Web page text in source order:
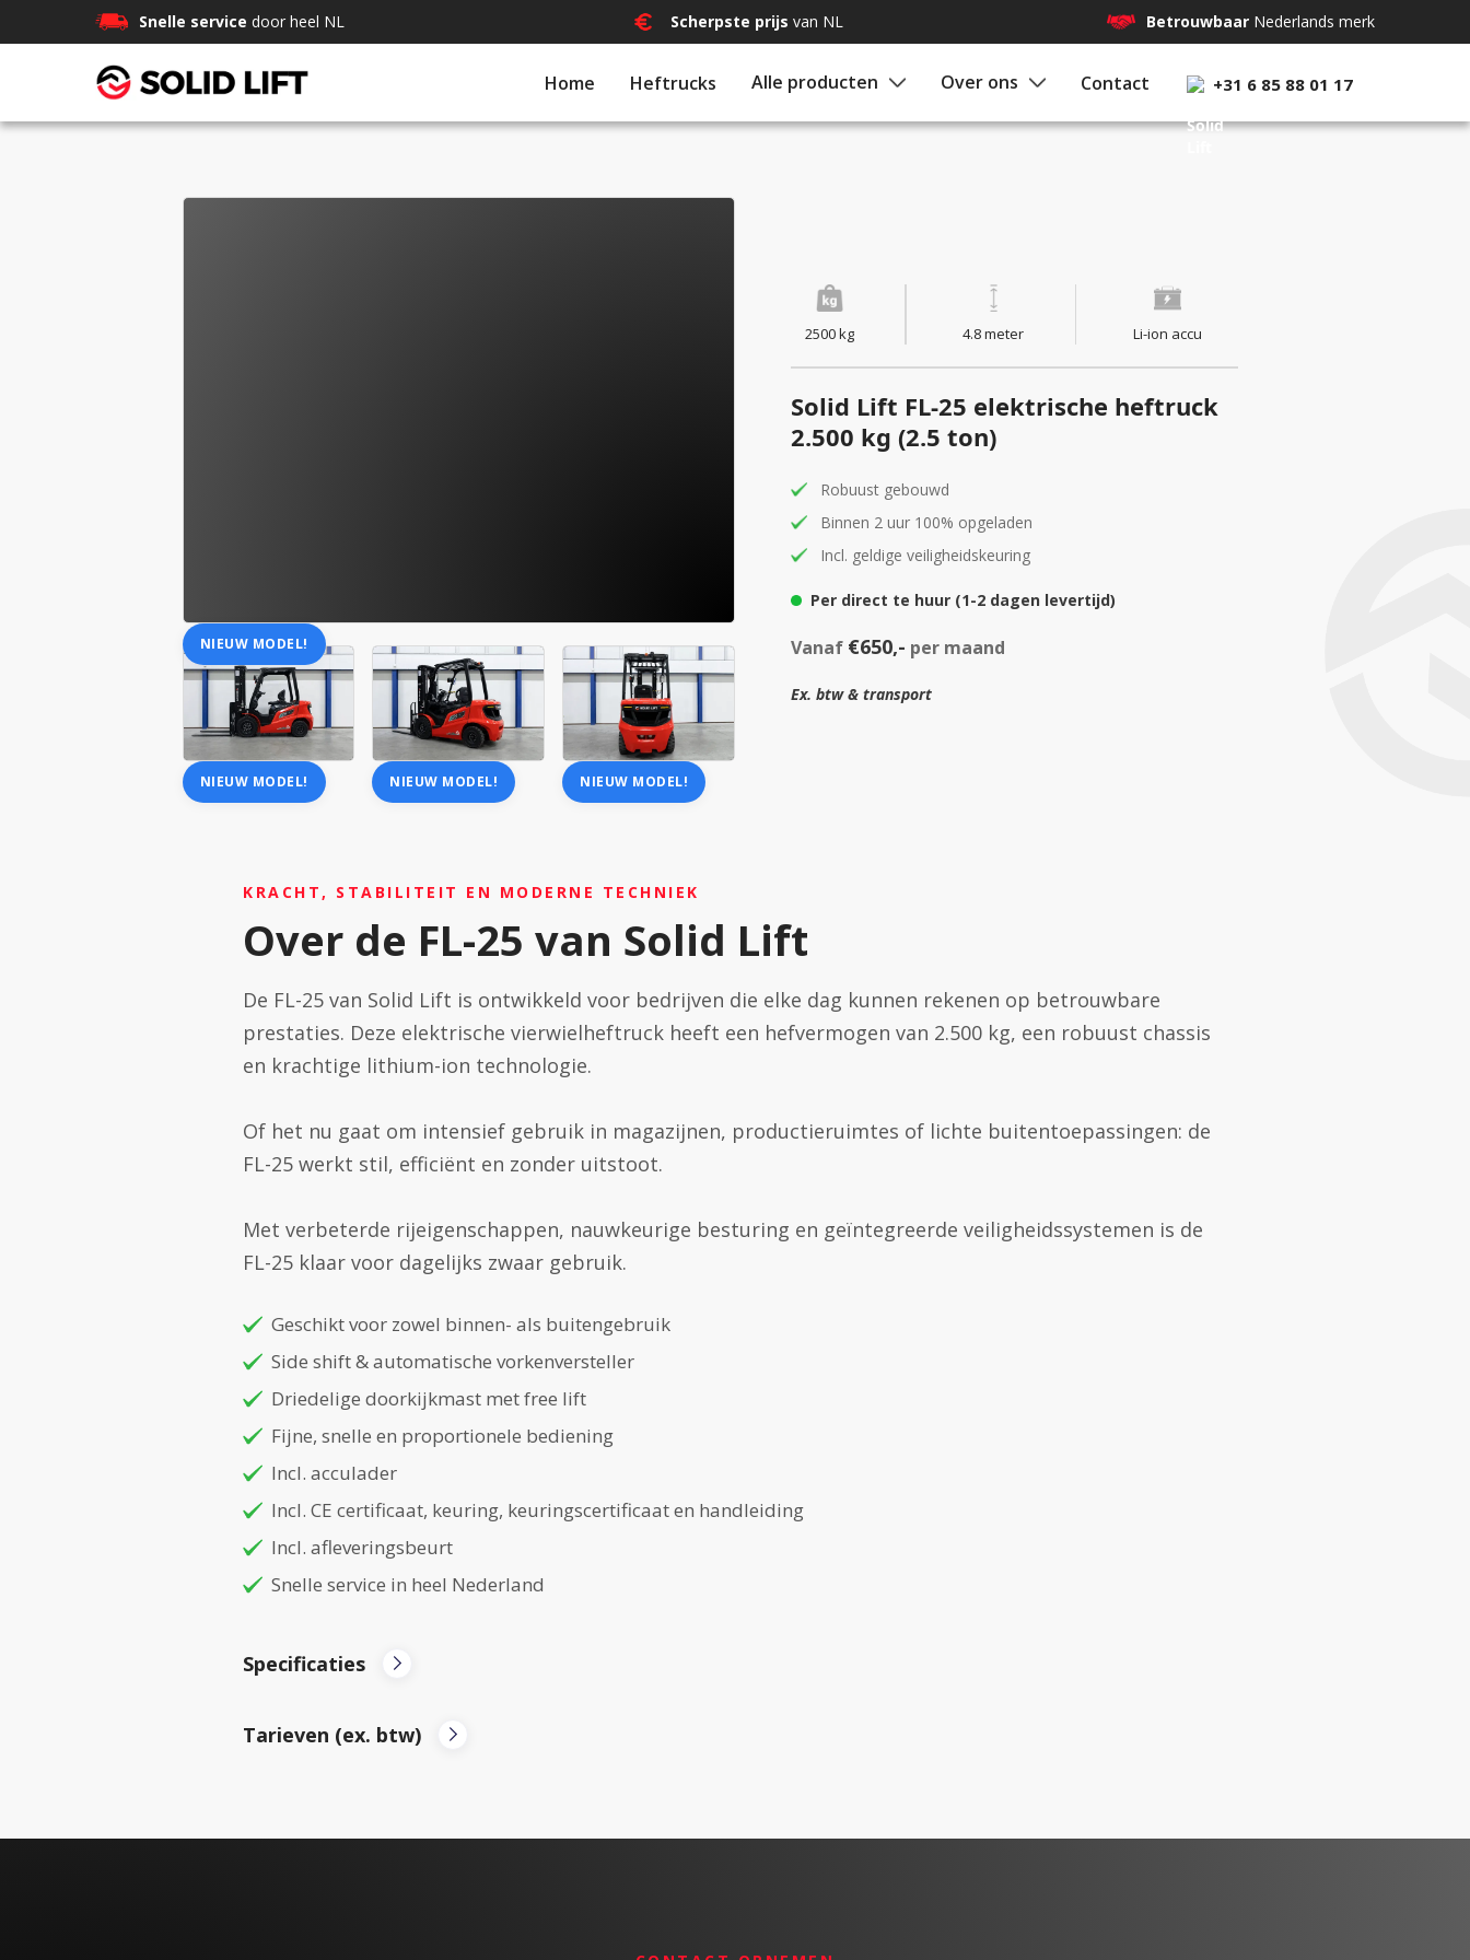
Snelle service door heel NL Scherpste prijs van NL Betrouwbaar Nederlands merk
Home Heftrucks Alle producten Over ons Contact +31 6 85 88 01 17
NIEUW MODEL!
NIEUW MODEL! NIEUW MODEL! NIEUW MODEL!
2500 kg 4.8 meter Li-ion accu
Solid Lift FL-25 elektrische heftruck
2.500 kg (2.5 ton)
Robuust gebouwd
Binnen 2 uur 100% opgeladen
Incl. geldige veiligheidskeuring
Per direct te huur (1-2 dagen levertijd)
Vanaf €650,- per maand
Ex. btw & transport
KRACHT, STABILITEIT EN MODERNE TECHNIEK
Over de FL-25 van Solid Lift
De FL-25 van Solid Lift is ontwikkeld voor bedrijven die elke dag kunnen rekenen op betrouwbare
prestaties. Deze elektrische vierwielheftruck heeft een hefvermogen van 2.500 kg, een robuust chassis
en krachtige lithium-ion technologie.
Of het nu gaat om intensief gebruik in magazijnen, productieruimtes of lichte buitentoepassingen: de
FL-25 werkt stil, efficiënt en zonder uitstoot.
Met verbeterde rijeigenschappen, nauwkeurige besturing en geïntegreerde veiligheidssystemen is de
FL-25 klaar voor dagelijks zwaar gebruik.
Geschikt voor zowel binnen- als buitengebruik
Side shift & automatische vorkenversteller
Driedelige doorkijkmast met free lift
Fijne, snelle en proportionele bediening
Incl. acculader
Incl. CE certificaat, keuring, keuringscertificaat en handleiding
Incl. afleveringsbeurt
Snelle service in heel Nederland
Specificaties
Merk: Solid Lift
Prijs: €19.950,00 Bouwjaar: 2026
Tarieven (ex. btw)